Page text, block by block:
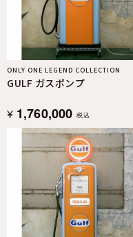
ONLY ONE LEGEND COLLECTION
GULF ガスポンプ
¥ 1,760,000 税込